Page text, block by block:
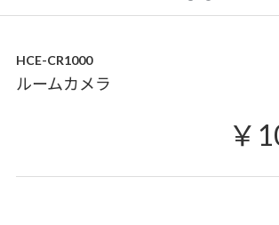
HCE-CR1000
ルームカメラ
￥